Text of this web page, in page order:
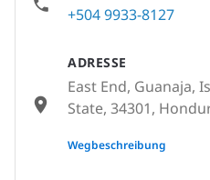
+504 9933-8127
ADRESSE
East End, Guanaja,
State, 34301,
None
Wegbeschreibung